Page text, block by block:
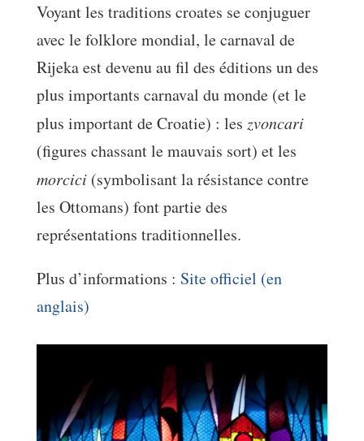
Voyant les traditions croates se conjuguer
avec le folklore mondial, le carnaval de
Rijeka est devenu au fil des éditions un des
plus importants carnaval du monde (et le
plus important de Croatie) : les zvoncari
(figures chassant le mauvais sort) et les
morcici(symbolisant la résistance contre
les Ottomans) font partie des
représentations traditionnelles.
Plus d’informations : Site officiel (en
anglais)